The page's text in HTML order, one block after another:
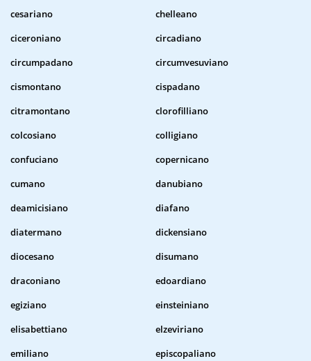
cesariano
chelleano
ciceroniano
circadiano
circumpadano
circumvesuviano
cismontano
cispadano
citramontano
clorofilliano
colcosiano
colligiano
confuciano
copernicano
cumano
danubiano
deamicisiano
diafano
diatermano
dickensiano
diocesano
disumano
draconiano
edoardiano
egiziano
einsteiniano
elisabettiano
elzeviriano
emiliano
episcopaliano